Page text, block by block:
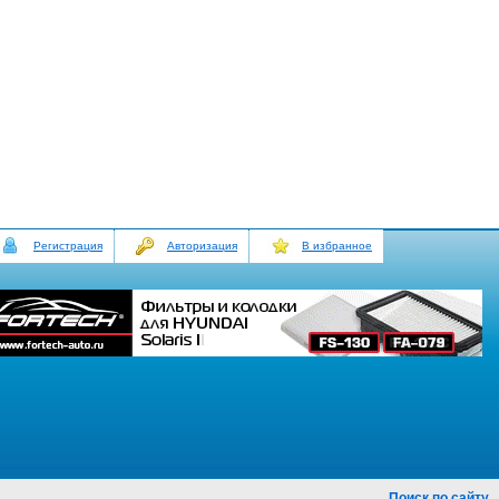
Регистрация Авторизация В избранное